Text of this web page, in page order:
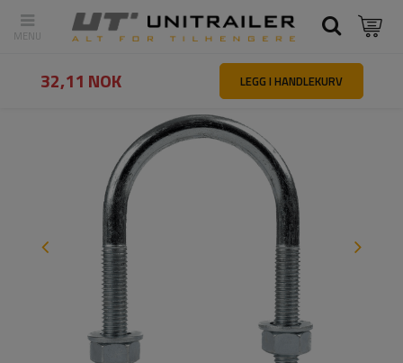
Tilbake Hovedside Reservedeler og tilbehør til tilhengere
32,11 NOK LEGG I HANDLEKURV